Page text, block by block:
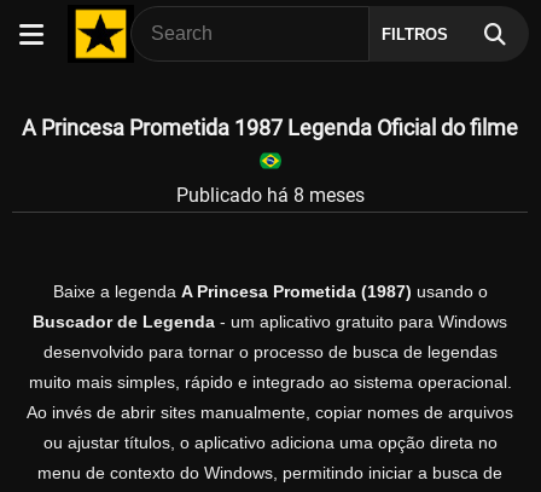
FILTROS
A Princesa Prometida 1987 Legenda Oficial do filme
Publicado há 8 meses
Baixe a legenda A Princesa Prometida (1987) usando o
Buscador de Legenda - um aplicativo gratuito para Windows
desenvolvido para tornar o processo de busca de legendas
muito mais simples, rápido e integrado ao sistema operacional.
Ao invés de abrir sites manualmente, copiar nomes de arquivos
ou ajustar títulos, o aplicativo adiciona uma opção direta no
menu de contexto do Windows, permitindo iniciar a busca de